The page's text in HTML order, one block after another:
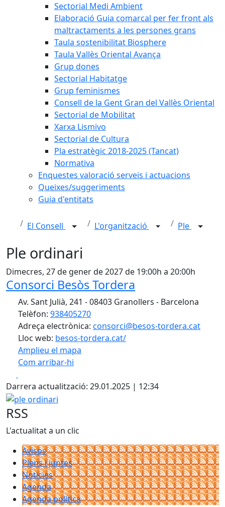
Sectorial Medi Ambient
Elaboració Guia comarcal per fer front als
maltractaments a les persones grans
Taula sostenibilitat Biosphere
Taula Vallès Oriental Avança
Grup dones
Sectorial Habitatge
Grup feminismes
Consell de la Gent Gran del Vallès Oriental
Sectorial de Mobilitat
Xarxa Lismivo
Sectorial de Cultura
Pla estratègic 2018-2025 (Tancat)
Normativa
Enquestes valoració serveis i actuacions
Queixes/suggeriments
Guia d'entitats
El Consell L'organització Ple
Ple ordinari
Dimecres, 27 de gener de 2027 de 19:00h a 20:00h
Consorci Besòs Tordera
Av. Sant Julià, 241 - 08403 Granollers - Barcelona
Telèfon: 938405270
Adreça electrònica: consorci@besos-tordera.cat
Lloc web: besos-tordera.cat/
Amplieu el mapa
Com arribar-hi
+
−
Darrera actualització: 29.01.2025 | 12:34
ple ordinari
RSS
L'actualitat a un clic
Avisos
Plens i juntes
Noticies
Agenda
Agenda política